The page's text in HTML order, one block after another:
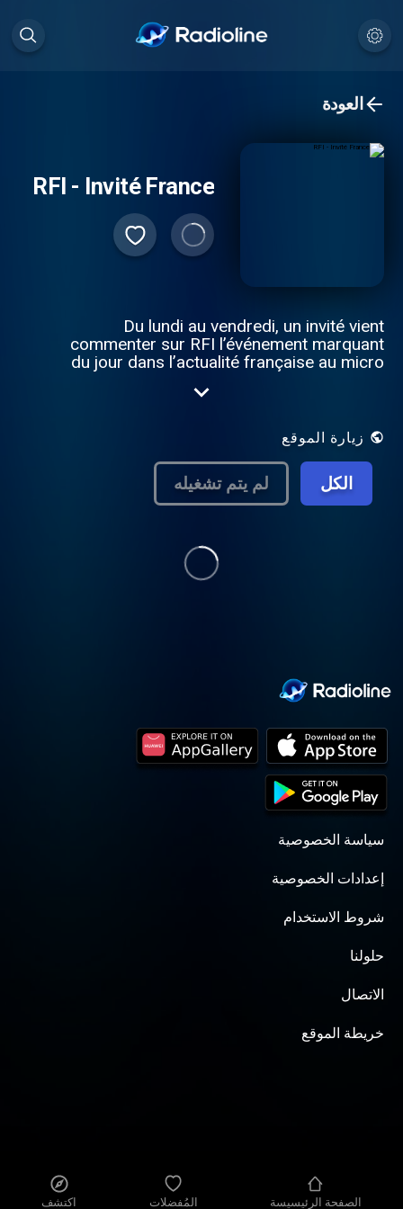
الصفحة الرئيسيسة المُفضلات اكتشف
العودة
RFI - Invité France
Du lundi au vendredi, un invité vient
commenter sur RFI l’événement marquant
du jour dans l’actualité française au micro
journée. Retrouvez les sujets traités par
http://savoirs.rfi.fr/
زيارة الموقع
الكل لم يتم تشغيله
سياسة الخصوصية
إعدادات الخصوصية
شروط الاستخدام
حلولنا
الاتصال
خريطة الموقع